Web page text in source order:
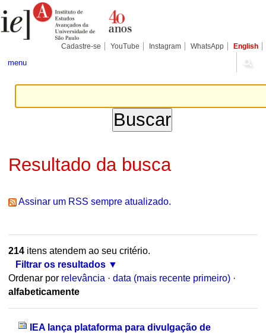
para
conteúdo.
Pessoais
Cadastre-se YouTube Instagram WhatsApp English
menu
Resultado da busca
Assinar um RSS sempre atualizado.
214itens atendem ao seu critério.
Filtrar os resultados
Ordenar por relevância · data (mais recente primeiro) ·
alfabeticamente
IEA lança plataforma para divulgação de